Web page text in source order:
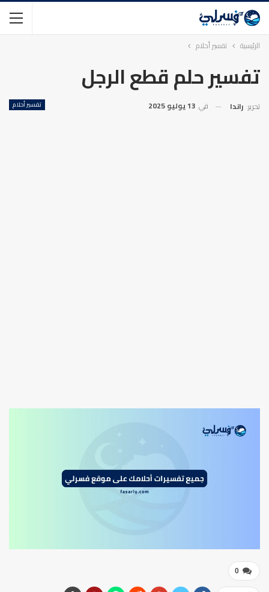
الرئيسية تفسير أحلام
تفسير حلم قطع الرجل
تفسير أحلام تحرير: راندا في 13 يوليو 2025
0